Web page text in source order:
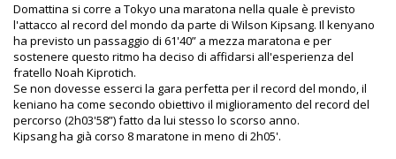
Domattina si corre a Tokyo una maratona nella quale è previsto
l'attacco al record del mondo da parte di Wilson Kipsang. Il kenyano
ha previsto un passaggio di 61'40” a mezza maratona e per
sostenere questo ritmo ha deciso di affidarsi all'esperienza del
fratello Noah Kiprotich.
Se non dovesse esserci la gara perfetta per il record del mondo, il
keniano ha come secondo obiettivo il miglioramento del record del
percorso (2h03'58”) fatto da lui stesso lo scorso anno.
Kipsang ha già corso 8 maratone in meno di 2h05'.